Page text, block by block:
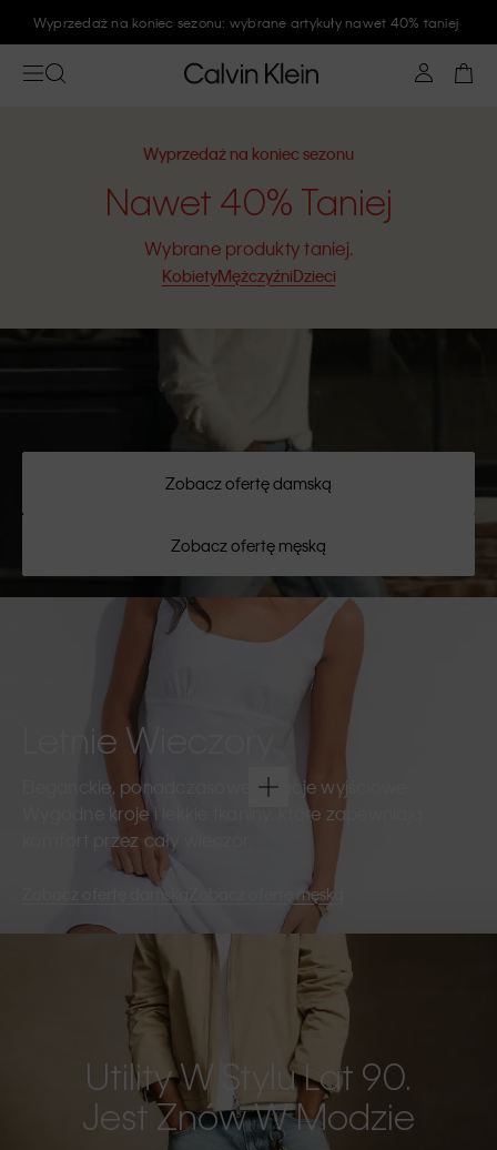
Wyprzedaż na koniec sezonu: wybrane artykuły nawet 40% taniej
Wyprzedaż na koniec sezonu
Nawet 40% Taniej
Wybrane produkty taniej.
KobietyMężczyźniDzieci
Zobacz ofertę damską
Zobacz ofertę męską
Letnie Wieczory
Eleganckie, ponadczasowe kreacje wyjściowe.
Wygodne kroje i lekkie tkaniny, które zapewniają
komfort przez cały wieczór.
Zobacz ofertę damską Zobacz ofertę męską
Utility W Stylu Lat 90.
Jest Znów W Modzie